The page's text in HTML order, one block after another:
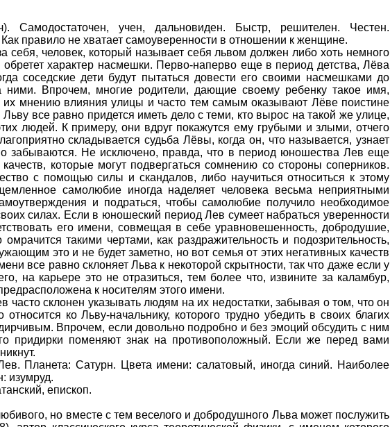
Самодостаточен, учен, дальновиден. Быстр, решителен. Честен.
правило не хватает самоуверенности в отношении к женщине.
себя, человек, который называет себя львом должен либо хоть немного
обретет характер насмешки. Перво-наперво еще в период детства, Лёва
соседские дети будут пытаться довести его своими насмешками до
ними. Впрочем, многие родители, дающие своему ребенку такое имя,
их мнению влияния улицы и часто тем самым оказывают Лёве поистине
все равно придется иметь дело с теми, кто вырос на такой же улице,
людей. К примеру, они вдруг покажутся ему грубыми и злыми, отчего
складывается судьба Лёвы, когда он, что называется, узнает
забываются. Не исключено, правда, что в период юношества Лев еще
которые могут подвергаться сомнению со стороны соперников.
с помощью силы и скандалов, либо научиться относиться к этому
самолюбие иногда наделяет человека весьма неприятными
и подраться, чтобы самолюбие получило необходимое
силах. Если в юношеский период Лев сумеет набраться уверенности
его имени, совмещая в себе уравновешенность, добродушие,
такими чертами, как раздражительность и подозрительность,
это и не будет заметно, но вот семья от этих негативных качеств
все равно склоняет Льва к некоторой скрытности, так что даже если у
на карьере это не отразиться, тем более что, извините за каламбур,
к носителям этого имени.
часто склонен указывать людям на их недостатки, забывая о том, что он
ко Льву-начальнику, которого трудно убедить в своих благих
Впрочем, если довольно подробно и без эмоций обсудить с ним
придирки поменяют знак на противоположный. Если же перед вами
Планета: Сатурн. Цвета имени: салатовый, иногда синий. Наиболее
изумруд.
епископ.
но вместе с тем веселого и добродушного Льва может послужить